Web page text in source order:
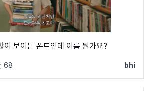
이 보이는 폰트인데 이름 뭔가요?
68 bhi